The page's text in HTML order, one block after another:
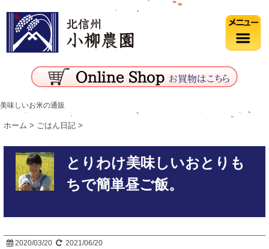
美味しいお米の通販
ホーム > ごはん日記 >
とりわけ美味しいおとりも
ちで簡単昼ご飯。
2020/03/20 2021/06/20